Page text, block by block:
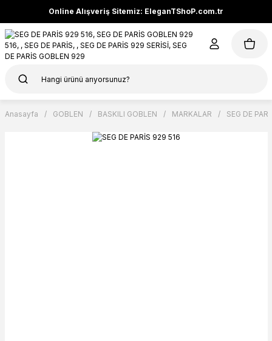
Online Alışveriş Sitemiz: EleganTShoP.com.tr
Anasayfa GOBLEN BASKILI GOBLEN MARKALAR SEG DE